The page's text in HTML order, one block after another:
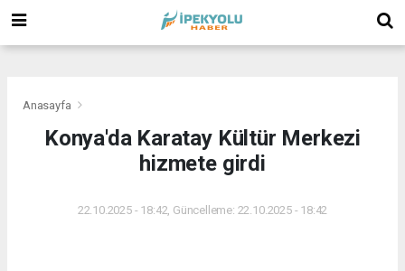
Anasayfa
Konya'da Karatay Kültür Merkezi
hizmete girdi
22.10.2025 - 18:42, Güncelleme: 22.10.2025 - 18:42